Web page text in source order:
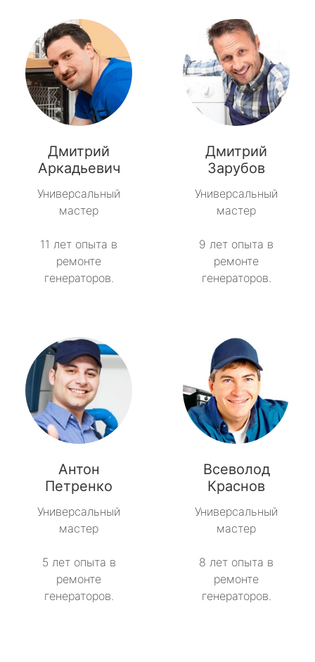
Дмитрий
Аркадьевич
Универсальный
мастер
11 лет опыта в
ремонте
генераторов.
Дмитрий
Зарубов
Универсальный
мастер
9 лет опыта в
ремонте
генераторов.
Антон
Петренко
Универсальный
мастер
5 лет опыта в
ремонте
генераторов.
Всеволод
Краснов
Универсальный
мастер
8 лет опыта в
ремонте
генераторов.